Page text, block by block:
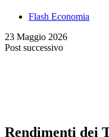
Flash Economia
23 Maggio 2026
Post successivo
Rendimenti dei